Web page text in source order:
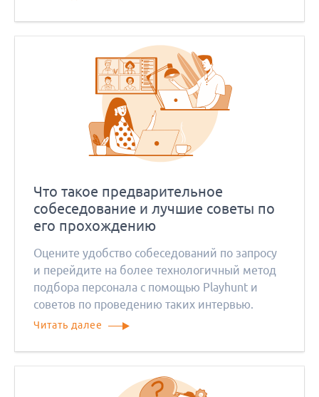
Что такое предварительное
собеседование и лучшие советы по
его прохождению
Оцените удобство собеседований по запросу
и перейдите на более технологичный метод
подбора персонала с помощью Playhunt и
советов по проведению таких интервью.
Читать далее